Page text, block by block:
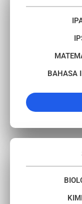
BAHASA